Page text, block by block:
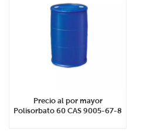
Precio al por mayor
Polisorbato 60 CAS 9005-67-8